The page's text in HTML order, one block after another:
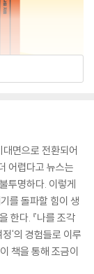
면으로 전환되어
어렵다고 뉴스는
투명하다. 이렇게
를 돌파할 힘이 생
한다. 『나를 조각
'의 경험들로 이루
책을 통해 조금이